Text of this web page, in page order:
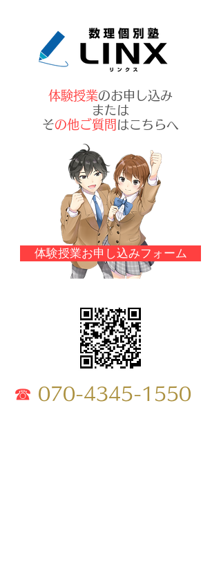
体験授業のお申し込み
または
​その他ご質問 はこちらへ
体験授業お申し込みフォーム
☎ 070-4345-1550